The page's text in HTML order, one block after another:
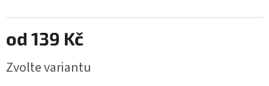
od 139 Kč
Zvolte variantu